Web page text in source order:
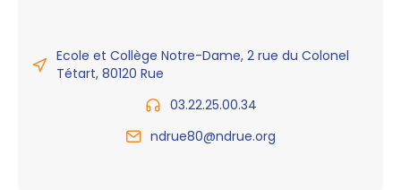
Ecole et Collège Notre-Dame, 2 rue du Colonel
Tétart, 80120 Rue
03.22.25.00.34
ndrue80@ndrue.org